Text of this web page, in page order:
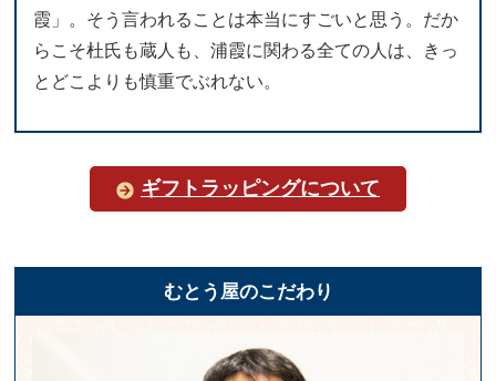
霞」。そう言われることは本当にすごいと思う。だか
らこそ杜氏も蔵人も、浦霞に関わる全ての人は、きっ
とどこよりも慎重でぶれない。
ギフトラッピングについて
むとう屋のこだわり